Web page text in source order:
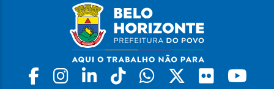
Facebook
Instagram
LinkedinTiktokWhatsapp
X Flickr